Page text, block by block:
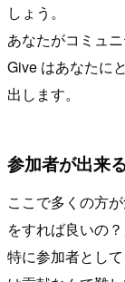
しょう。
あなたがコミュ
Give はあなたに
出します。
参加者が出来
ここで多くの方
をすれば良いの
特に参加者とし